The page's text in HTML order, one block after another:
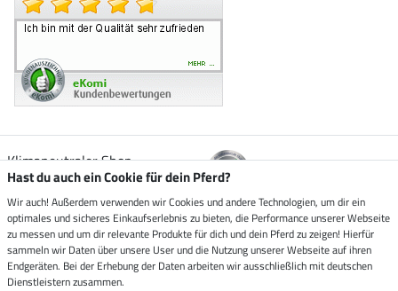
Klimaneutraler Shop
Zustellung durch
Sicher bezahlen mit
Hast du auch ein Cookie für dein Pferd?
Wir auch! Außerdem verwenden wir Cookies und andere Technologien, um dir ein
optimales und sicheres Einkaufserlebnis zu bieten, die Performance unserer Webseite
zu messen und um dir relevante Produkte für dich und dein Pferd zu zeigen! Hierfür
sammeln wir Daten über unsere User und die Nutzung unserer Webseite auf ihren
Endgeräten. Bei der Erhebung der Daten arbeiten wir ausschließlich mit deutschen
Dienstleistern zusammen.